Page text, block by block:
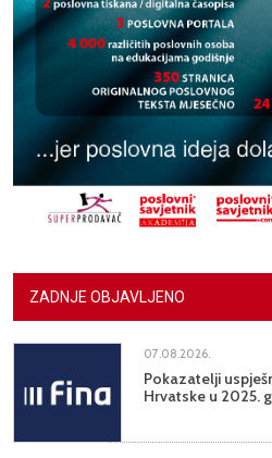
ZADNJE OBJAVLJENO
07.08.2026.
Pokazatelji
Hrvatske u 2025.